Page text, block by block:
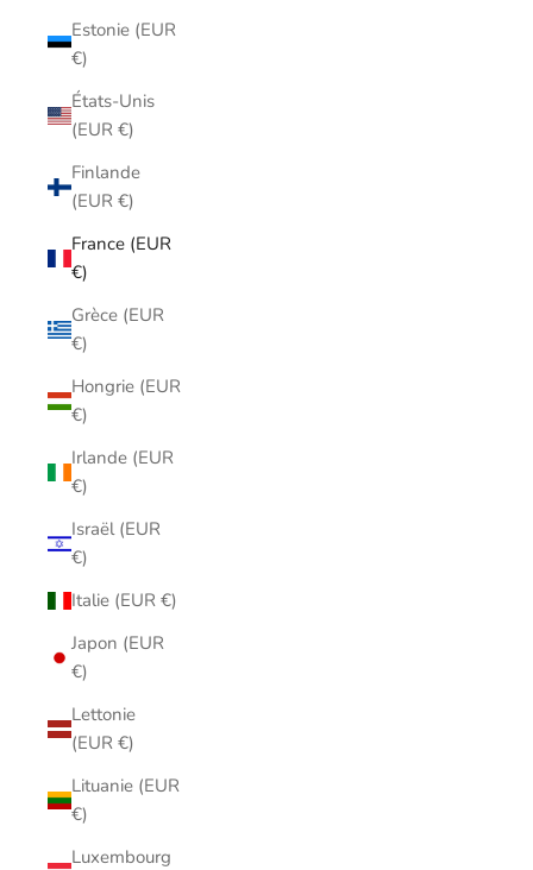
Estonie (EUR
€)
États-Unis
(EUR €)
Finlande
(EUR €)
France (EUR
€)
Grèce (EUR
€)
Hongrie (EUR
€)
Irlande (EUR
€)
Israël (EUR
€)
Italie (EUR €)
Japon (EUR
€)
Lettonie
(EUR €)
Lituanie (EUR
€)
Luxembourg